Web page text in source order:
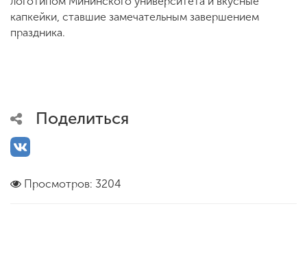
капкейки, ставшие замечательным завершением
праздника.
Поделиться
Просмотров: 3204